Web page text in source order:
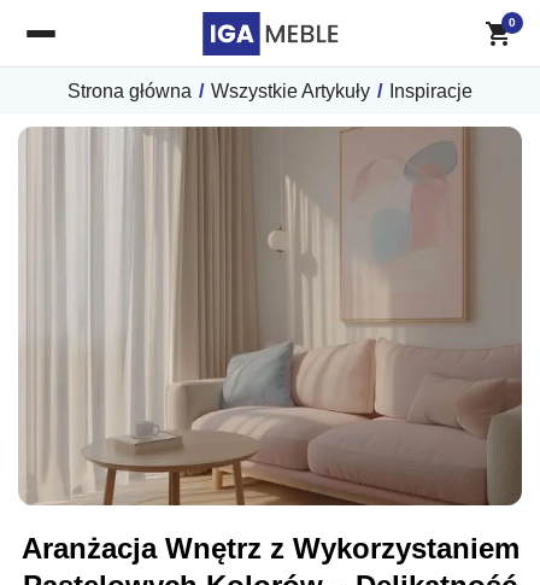
Strona główna / Wszystkie Artykuły / Inspiracje
Aranżacja Wnętrz z Wykorzystaniem
0